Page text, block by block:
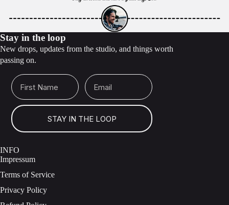
Stay in the loop
New drops, updates from the studio, and things worth
passing on.
First Name Email
STAY IN THE LOOP
INFO
Impressum
Terms of Service
Privacy Policy